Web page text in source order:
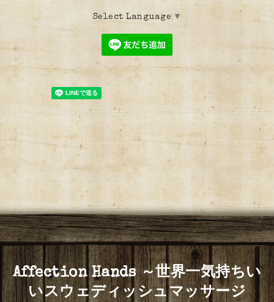
Select Language ▼
Affection Hands ～世界一気持ちい
いスウェディッシュマッサージ